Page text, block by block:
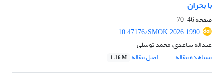
با بحران
صفحه46-70
10.47176/SMOK.2026.1990
عبداله ساعدی، محمد توسلی
مشاهده مقاله
اصل مقاله 1.16 M